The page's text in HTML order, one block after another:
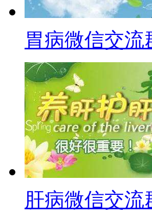
胃病微信交流
肝病微信交流